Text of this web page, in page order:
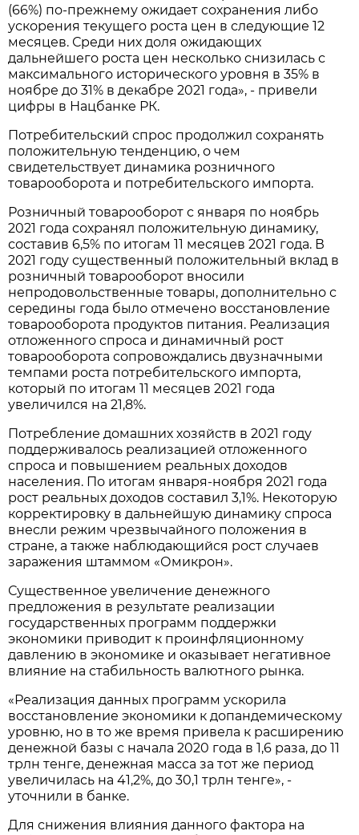
(66%) по-прежнему ожидает сохранения либо
ускорения текущего роста цен в следующие 12
месяцев. Среди них доля ожидающих
дальнейшего роста цен несколько снизилась с
максимального исторического уровня в 35% в
ноябре до 31% в декабре 2021 года», - привели
цифры в Нацбанке РК.
Потребительский спрос продолжил сохранять
положительную тенденцию, о чем
свидетельствует динамика розничного
товарооборота и потребительского импорта.
Розничный товарооборот с января по ноябрь
2021 года сохранял положительную динамику,
составив 6,5% по итогам 11 месяцев 2021 года. В
2021 году существенный положительный вклад в
розничный товарооборот вносили
непродовольственные товары, дополнительно с
середины года было отмечено восстановление
товарооборота продуктов питания. Реализация
отложенного спроса и динамичный рост
товарооборота сопровождались двузначными
темпами роста потребительского импорта,
который по итогам 11 месяцев 2021 года
увеличился на 21,8%.
Потребление домашних хозяйств в 2021 году
поддерживалось реализацией отложенного
спроса и повышением реальных доходов
населения. По итогам января-ноября 2021 года
рост реальных доходов составил 3,1%. Некоторую
корректировку в дальнейшую динамику спроса
внесли режим чрезвычайного положения в
стране, а также наблюдающийся рост случаев
заражения штаммом «Омикрон».
Существенное увеличение денежного
предложения в результате реализации
государственных программ поддержки
экономики приводит к проинфляционному
давлению в экономике и оказывает негативное
влияние на стабильность валютного рынка.
«Реализация данных программ ускорила
восстановление экономики к допандемическому
уровню, но в то же время привела к расширению
денежной базы с начала 2020 года в 1,6 раза, до 11
трлн тенге, денежная масса за тот же период
увеличилась на 41,2%, до 30,1 трлн тенге», -
уточнили в банке.
Для снижения влияния данного фактора на